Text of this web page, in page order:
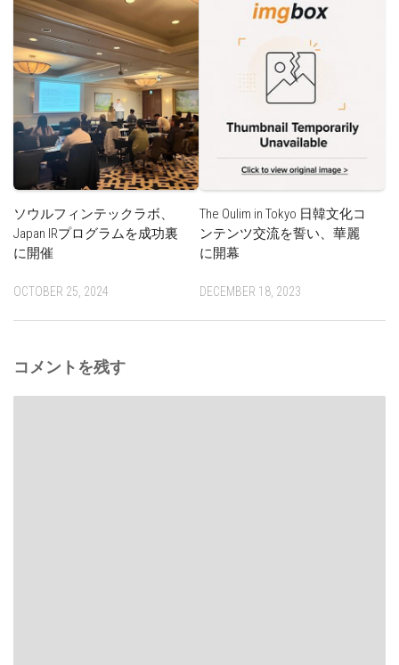
ソウルフィンテックラボ、
Japan IRプログラムを成功裏
に開催
OCTOBER 25, 2024
The Oulim in Tokyo 日韓文化コ
ンテンツ交流を誓い、華麗
に開幕
DECEMBER 18, 2023
コメントを残す